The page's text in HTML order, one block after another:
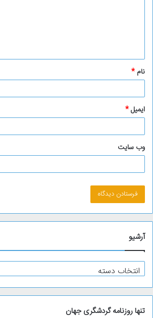
*
نام *
ایمیل*
وب‌ سایت
آرشیو
آ
ر
ش
ی
و
تنها روزنامه گردشگری جهان